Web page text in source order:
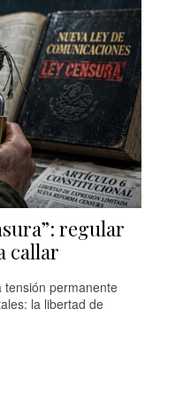
regular
callar
tensión permanente
la libertad de